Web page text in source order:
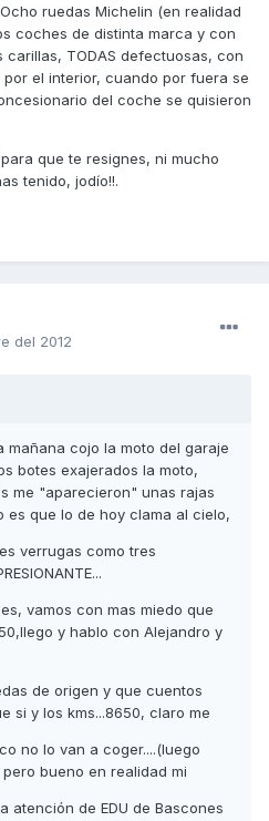
ruedas Michelin (en realidad
coches de distinta marca y con
TODAS defectuosas, con
el interior, cuando por fuera se
del coche se quisieron
que te resignes, ni mucho
tenido, jodío!!.
del 2012
mañana cojo la moto del garaje
botes exajerados la moto,
me "aparecieron" unas rajas
es que lo de hoy clama al cielo,
verrugas como tres
vamos con mas miedo que
y hablo con Alejandro y
de origen y que cuentos
si y los kms...8650, claro me
no lo van a coger....(luego
bueno en realidad mi
atención de EDU de Bascones